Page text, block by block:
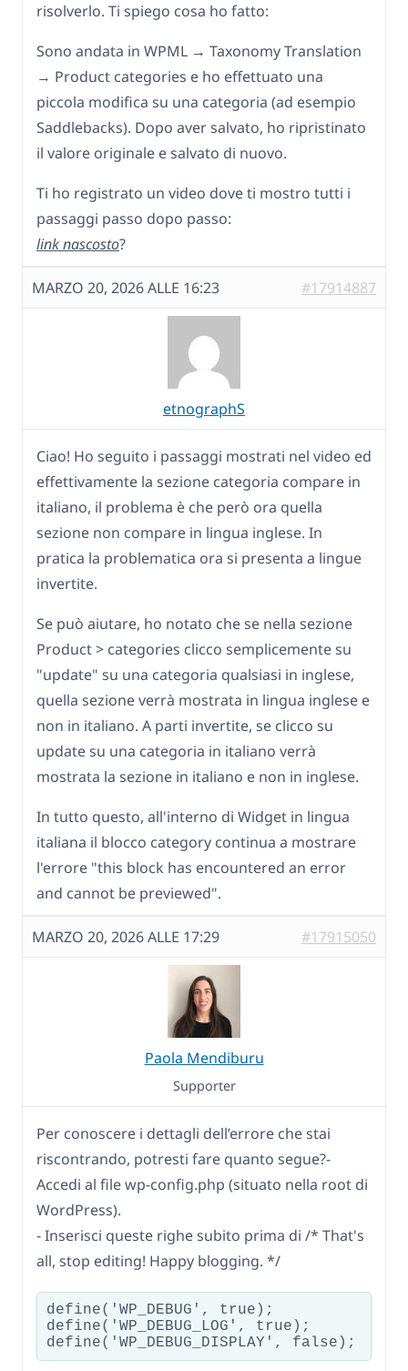
risolverlo. Ti spiego cosa ho fatto:
Sono andata in WPML → Taxonomy Translation
→ Product categories e ho effettuato una
piccola modifica su una categoria (ad esempio
Saddlebacks). Dopo aver salvato, ho ripristinato
il valore originale e salvato di nuovo.
Ti ho registrato un video dove ti mostro tutti i
passaggi passo dopo passo:
link nascosto?
MARZO 20, 2026 ALLE 16:23 #17914887
etnographS
Ciao! Ho seguito i passaggi mostrati nel video ed
effettivamente la sezione categoria compare in
italiano, il problema è che però ora quella
sezione non compare in lingua inglese. In
pratica la problematica ora si presenta a lingue
invertite.
Se può aiutare, ho notato che se nella sezione
Product > categories clicco semplicemente su
"update" su una categoria qualsiasi in inglese,
quella sezione verrà mostrata in lingua inglese e
non in italiano. A parti invertite, se clicco su
update su una categoria in italiano verrà
mostrata la sezione in italiano e non in inglese.
In tutto questo, all'interno di Widget in lingua
italiana il blocco category continua a mostrare
l'errore "this block has encountered an error
and cannot be previewed".
MARZO 20, 2026 ALLE 17:29 #17915050
Paola Mendiburu
Supporter
Per conoscere i dettagli dell’errore che stai
riscontrando, potresti fare quanto segue?-
Accedi al file wp-config.php (situato nella root di
WordPress).
- Inserisci queste righe subito prima di /* That's
all, stop editing! Happy blogging. */
define('WP_DEBUG', true);
define('WP_DEBUG_LOG', true);